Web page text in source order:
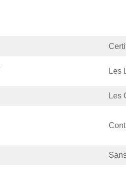
Les
Les